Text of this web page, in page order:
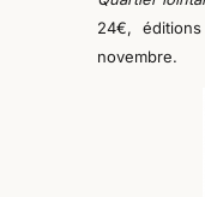
24€, éditions
novembre.